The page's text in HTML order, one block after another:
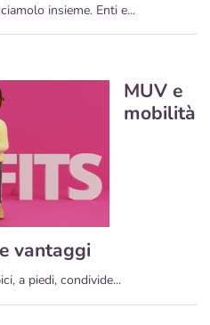
insieme. Enti e...
MUV e
mobilità
vantaggi
a piedi, condivide...